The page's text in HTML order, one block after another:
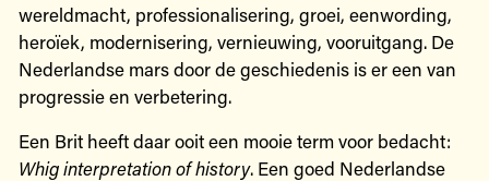
wereldmacht, professionalisering, groei, eenwording,
heroïek, modernisering, vernieuwing, vooruitgang. De
Nederlandse mars door de geschiedenis is er een van
progressie en verbetering.
Een Brit heeft daar ooit een mooie term voor bedacht:
Whig interpretation of history. Een goed Nederlandse